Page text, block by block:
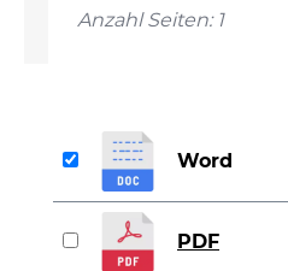
Anzahl Seiten: 1
Word
PDF